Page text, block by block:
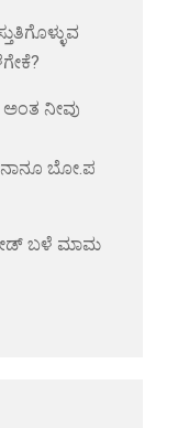
ನೀವು
ನಾನೂ ಬೋ.ಪ
ಬಳೆ ಮಾಮ